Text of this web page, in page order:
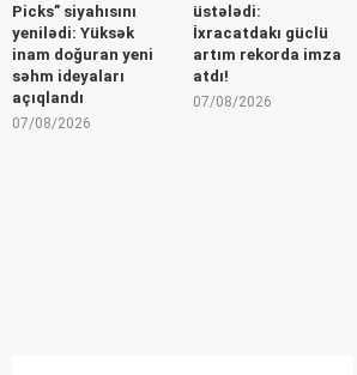
Picks” siyahısını
yenilədi: Yüksək
inam doğuran yeni
səhm ideyaları
açıqlandı
07/08/2026
üstələdi:
İxracatdakı güclü
artım rekorda imza
atdı!
07/08/2026